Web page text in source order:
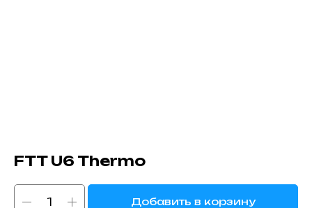
FTT U6 Thermo
Добавить в корзину